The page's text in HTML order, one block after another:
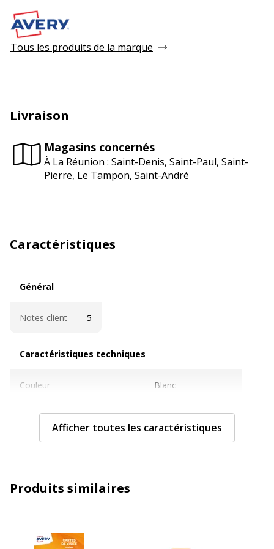
Tous les produits de la marque
Livraison
Magasins concernés
À La Réunion : Saint-Denis, Saint-Paul, Saint-
Pierre, Le Tampon, Saint-André
Caractéristiques
Général
Notes client 5
Caractéristiques techniques
Couleur Blanc
Diamètre 54 mm
Grammage
Afficher toutes les caractéristiques
Produits similaires